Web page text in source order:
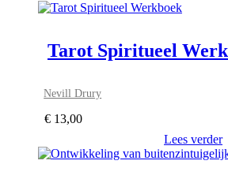
Tarot Spiritueel
Nevill Drury
€ 13,00
Lees verder